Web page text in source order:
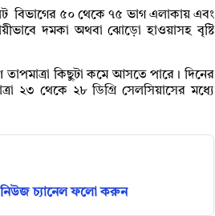
বিভাগের ৫০ থেকে ৭৫ ভাগ এলাকায় এবং
দমকা অথবা ঝোড়ো হাওয়াসহ বৃষ্টি
তাপমাত্রা কিছুটা কমে আসতে পারে। দিনের
২৩ থেকে ২৮ ডিগ্রি সেলসিয়াসের মধ্যে
চ্যানেল ফলো করুন